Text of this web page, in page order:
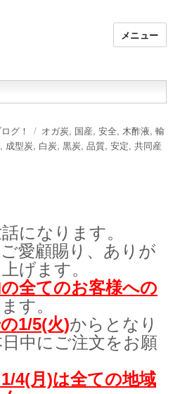
メニュー
グ！
タ
グ
オガ炭, 国産, 安全, 木酢液, 輸
, 成型炭, 白炭, 黒炭, 品質, 安定, 共同産
になります。
愛顧賜り、ありが
げます。
全てのお客様への
す。
1/5(火)からとなり
中にご注文をお願
4(月)は全ての地域